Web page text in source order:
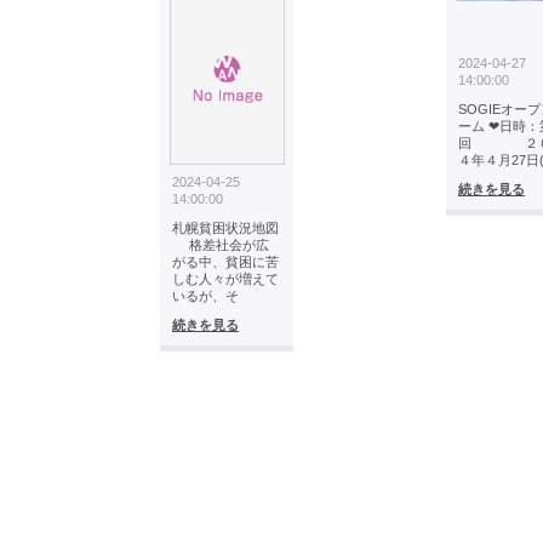
2024-04-25
14:00:00
札幌貧困状況地図
格差社会が広
がる中、貧困に苦
しむ人々が増えて
いるが、そ
続きを見る
2024-04-27
14:00:00
SOGIEオープ
ーム ❤日時：
回 ２０
４年４月27日
続きを見る